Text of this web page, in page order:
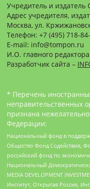
Учредитель и
Адрес учредителя,
Москва, ул.
Телефон: +7 (495) 718-
E-mail: info@tompon.ru
И.О. главного
Разработчик сайта –
* Перечень
неправительственных
признана
Федерации:
Национальный фонд в
Общество Фонд Содействия,
российский фонд по
Национальный
MEDIA DEVELOPMENT
Институт, Открытая Россия,